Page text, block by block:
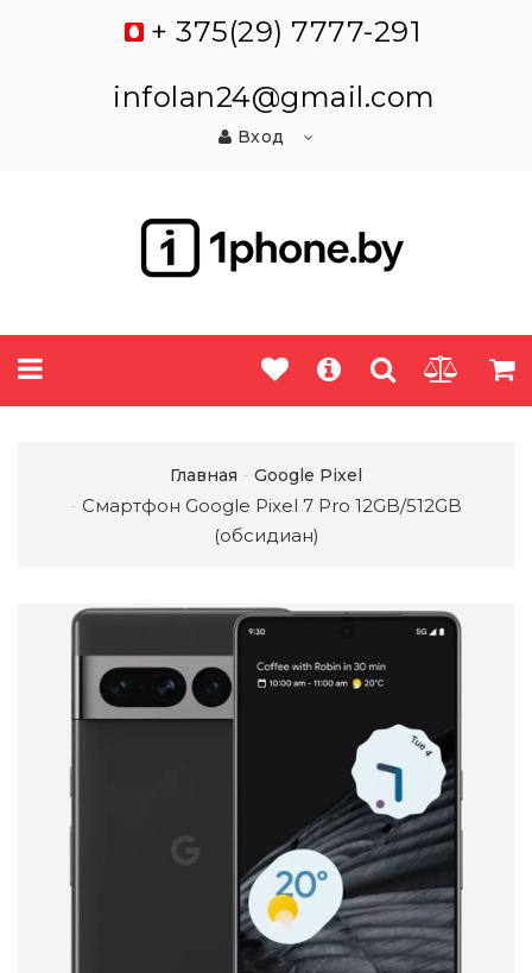
+ 375(29) 7777-291
infolan24@gmail.com
Вход
Главная Google Pixel
Смартфон Google Pixel 7 Pro 12GB/512GB
(обсидиан)